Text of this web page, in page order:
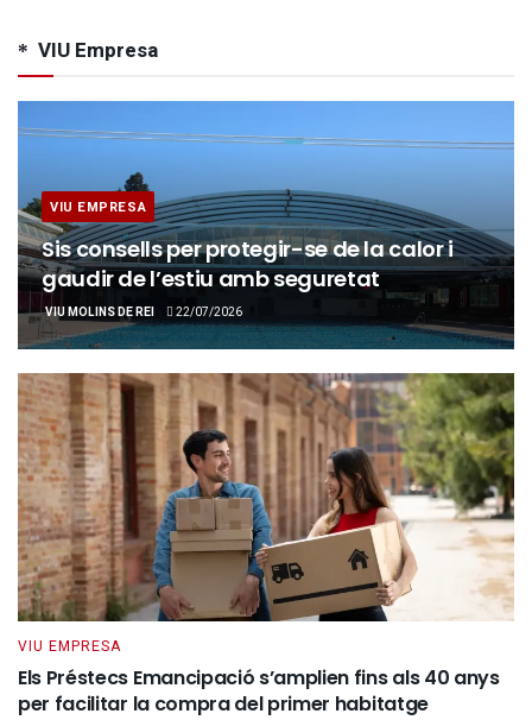
VIU Empresa
VIU EMPRESA
Sis consells per protegir-se de la calor i
gaudir de l’estiu amb seguretat
VIU MOLINS DE REI 22/07/2026
VIU EMPRESA
Els Préstecs Emancipació s’amplien fins als 40 anys
per facilitar la compra del primer habitatge